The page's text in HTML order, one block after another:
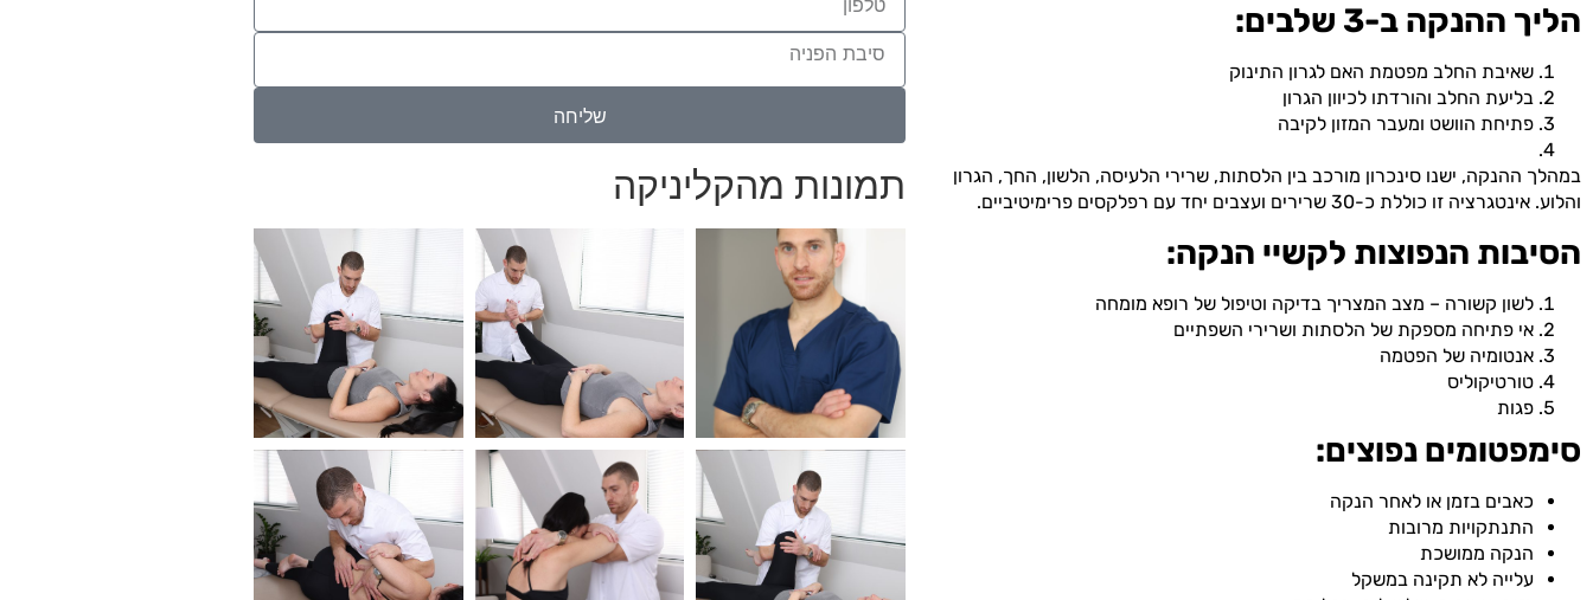
הליך ההנקה ב-3 שלבים:
שאיבת החלב מפטמת האם לגרון התינוק
בליעת החלב והורדתו לכיוון הגרון
פתיחת הוושט ומעבר המזון לקיבה
במהלך ההנקה, ישנו סינכרון מורכב בין הלסתות, שרירי הלעיסה, הלשון, החך, הגרון
והלוע. אינטגרציה זו כוללת כ-30 שרירים ועצבים יחד עם רפלקסים פרימיטיביים.
הסיבות הנפוצות לקשיי הנקה:
לשון קשורה – מצב המצריך בדיקה וטיפול של רופא מומחה
אי פתיחה מספקת של הלסתות ושרירי השפתיים
אנטומיה של הפטמה
טורטיקוליס
פגות
סימפטומים נפוצים:
כאבים בזמן או לאחר הנקה
התנתקויות מרובות
הנקה ממושכת
עלייה לא תקינה במשקל
שליחה
תמונות מהקליניקה